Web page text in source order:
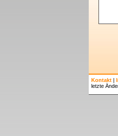
Kontakt |
letzte